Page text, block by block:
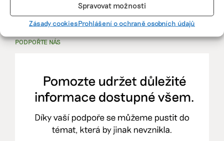
Spravovat možnosti
Zásady cookiesProhlášení o ochraně osobních údajů
Více naEkoJobs>
PODPOŘTE NÁS